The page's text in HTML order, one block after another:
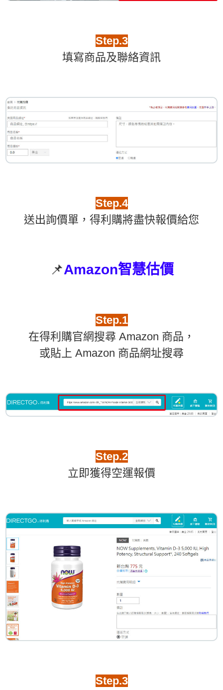
Step.3
填寫商品及聯絡資訊
Step.4
送出詢價單，得利購將盡快報價給您
📌Amazon智慧估價
Step.1
在得利購官網搜尋 Amazon 商品，
或貼上 Amazon 商品網址搜尋
Step.2
立即獲得空運報價
Step.3